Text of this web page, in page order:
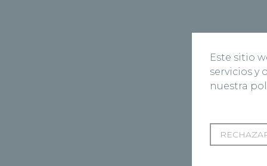
Este sitio
servicios y
nuestra